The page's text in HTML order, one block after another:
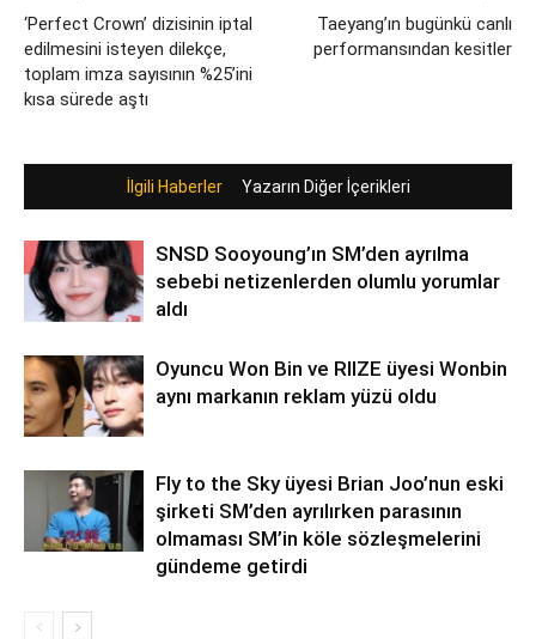
‘Perfect Crown’ dizisinin iptal
edilmesini isteyen dilekçe,
toplam imza sayısının %25’ini
kısa sürede aştı
Taeyang’ın bugünkü canlı
performansından kesitler
İlgili Haberler Yazarın Diğer İçerikleri
SNSD Sooyoung’ın SM’den ayrılma
sebebi netizenlerden olumlu yorumlar
aldı
Oyuncu Won Bin ve RIIZE üyesi Wonbin
aynı markanın reklam yüzü oldu
Fly to the Sky üyesi Brian Joo’nun eski
şirketi SM’den ayrılırken parasının
olmaması SM’in köle sözleşmelerini
gündeme getirdi